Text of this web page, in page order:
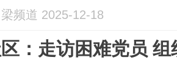
频道 2025-12-18
：走访困难党员